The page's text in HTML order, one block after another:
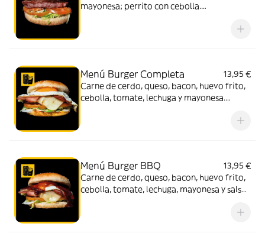
mayonesa; perrito con cebolla.
Menú Burger Completa
13,95 €
Carne de cerdo, queso, bacon, huevo frito,
cebolla, tomate, lechuga y mayonesa.
Menú Burger BBQ
13,95 €
Carne de cerdo, queso, bacon, huevo frito,
cebolla, tomate, lechuga, mayonesa y salsa